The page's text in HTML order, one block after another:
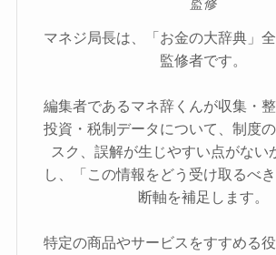
監修
マネジ局長は、「お金の大辞典」
監修者です。
編集者であるマネ辞くんが収集・
投資・税制データについて、制度
スク、誤解が生じやすい点がない
し、「この情報をどう受け取るべ
断軸を補足します。
特定の商品やサービスをすすめる役